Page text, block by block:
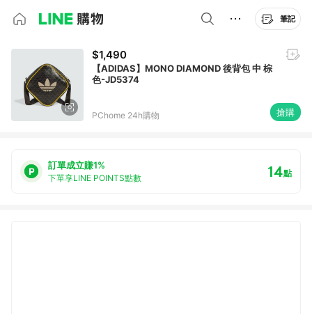
筆記
$1,490
【ADIDAS】MONO DIAMOND 後背包 中 棕
色-JD5374
PChome 24h購物 搶購
訂單成立賺1%
下單享LINE POINTS點數 14點